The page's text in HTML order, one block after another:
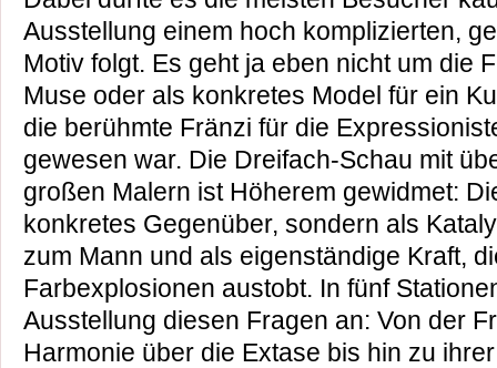
Ausstellung einem hoch komplizierten,
Motiv folgt. Es geht ja eben nicht um die
Muse oder als konkretes Model für ein
die berühmte Fränzi für die
gewesen war. Die Dreifach-Schau mit
großen Malern ist Höherem gewidmet:
konkretes Gegenüber, sondern als
zum Mann und als eigenständige Kraft,
Farbexplosionen austobt. In fünf
Ausstellung diesen Fragen an: Von der
Harmonie über die Extase bis hin zu